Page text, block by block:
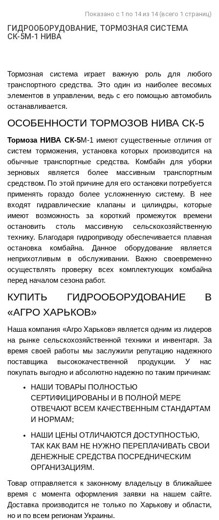
Показано с 1 по 14 из 14 (всего 1 страниц)
ГИДРООБОРУДОВАНИЕ, ТОРМОЗНАЯ СИСТЕМА
СК-5М-1 НИВА
Тормозная система играет важную роль для любого
транспортного средства. Это один из наиболее весомых
элементов в управлении, ведь с его помощью автомобиль
останавливается.
ОСОБЕННОСТИ ТОРМОЗОВ НИВА СК-5
Тормоза НИВА СК-5М-1 имеют существенные отличия от
систем торможения, установка которых производится на
обычные транспортные средства. Комбайн для уборки
зерновых является более массивным транспортным
средством. По этой причине для его остановки потребуется
применять гораздо более усложненную систему. В нее
входят гидравлические клапаны и цилиндры, которые
имеют возможность за короткий промежуток времени
остановить столь массивную сельскохозяйственную
технику. Благодаря гидроприводу обеспечивается плавная
остановка комбайна. Данное оборудование является
неприхотливым в обслуживании. Важно своевременно
осуществлять проверку всех комплектующих комбайна
перед началом сезона работ.
КУПИТЬ ГИДРООБОРУДОВАНИЕ В
«АГРО ХАРЬКОВ»
Наша компания «Агро Харьков» является одним из лидеров
на рынке сельскохозяйственной техники и инвентаря. За
время своей работы мы заслужили репутацию надежного
поставщика высококачественной продукции. У нас
покупать выгодно и абсолютно надежно по таким причинам:
НАШИ ТОВАРЫ ПОЛНОСТЬЮ
СЕРТИФИЦИРОВАНЫ И В ПОЛНОЙ МЕРЕ
ОТВЕЧАЮТ ВСЕМ КАЧЕСТВЕННЫМ СТАНДАРТАМ
И НОРМАМ;
НАШИ ЦЕНЫ ОТЛИЧАЮТСЯ ДОСТУПНОСТЬЮ,
ТАК КАК ВАМ НЕ НУЖНО ПЕРЕПЛАЧИВАТЬ СВОИ
ДЕНЕЖНЫЕ СРЕДСТВА ПОСРЕДНИЧЕСКИМ
ОРГАНИЗАЦИЯМ.
Товар отправляется к законному владельцу в ближайшее
время с момента оформления заявки на нашем сайте.
Доставка производится не только по Харькову и области,
но и по всем регионам Украины.